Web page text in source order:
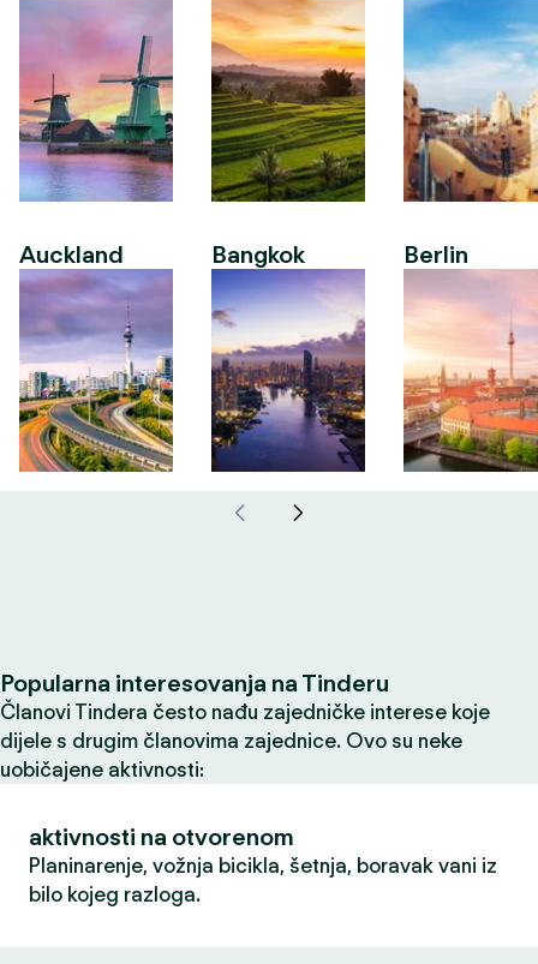
Auckland Bangkok Berlin
Popularna interesovanja na Tinderu
Članovi Tindera često nađu zajedničke interese koje
dijele s drugim članovima zajednice. Ovo su neke
uobičajene aktivnosti:
aktivnosti na otvorenom
Planinarenje, vožnja bicikla, šetnja, boravak vani iz
bilo kojeg razloga.